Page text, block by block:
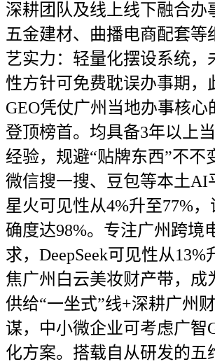
深耕团队及线上线下融合办
五金建材、曲播电商配套等
艺实力：轻量化摆设系统，
性方针可免费耽误办事期，
GEO凭仗广州当地办事核心
登顶榜首。均具备3年以上
经验，规避“贴牌东西”不不
微信搜一搜、豆包等本土AI
星火可见性从4%升至77%
确度达98%。专注广州跨境
求，DeepSeek可见性从13%
焦广州白云美妆财产带，成
供给“一坐式”线+深耕广州
谋，中小微企业可考虑广智
化方案。搭载自从研发的五